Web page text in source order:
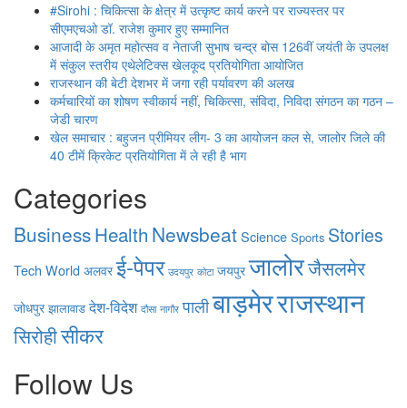
#Sirohi : चिकित्सा के क्षेत्र में उत्कृष्ट कार्य करने पर राज्यस्तर पर
सीएमएचओ डॉ. राजेश कुमार हुए सम्मानित
आजादी के अमृत महोत्सव व नेताजी सुभाष चन्द्र बोस 126वीं जयंती के उपलक्ष
में संकुल स्तरीय एथेलेटिक्स खेलकूद प्रतियोगिता आयोजित
राजस्थान की बेटी देशभर में जगा रही पर्यावरण की अलख
कर्मचारियों का शोषण स्वीकार्य नहीं, चिकित्सा, संविदा, निविदा संगठन का गठन –
जेडी चारण
खेल समाचार : बहुजन प्रीमियर लीग- 3 का आयोजन कल से, जालोर जिले की
40 टीमें क्रिकेट प्रतियोगिता में ले रही है भाग
Categories
BusinessHealth NewsbeatScience Sports Stories
Tech Worldअलवरई-पेपर उदयपुर कोटा जयपुरजालोरजैसलमेर
जोधपुर झालावाड देश-विदेश दौसा नागौर पालीबाड़मेरराजस्थान
सिरोहीसीकर
Follow Us